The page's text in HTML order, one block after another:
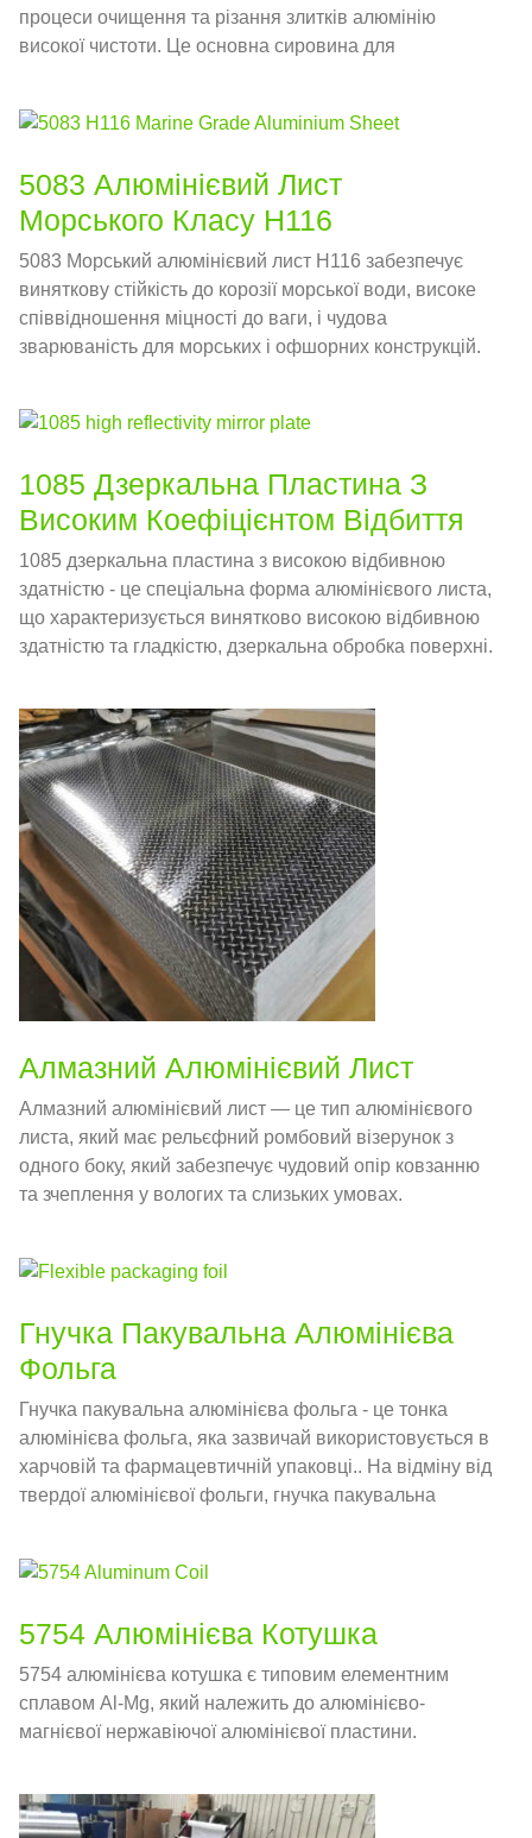
процеси очищення та різання злитків алюмінію
високої чистоти. Це основна сировина для
5083 Алюмінієвий Лист
Морського Класу H116
5083 Морський алюмінієвий лист H116 забезпечує
виняткову стійкість до корозії морської води, високе
співвідношення міцності до ваги, і чудова
зварюваність для морських і офшорних конструкцій.
1085 Дзеркальна Пластина З
Високим Коефіцієнтом Відбиття
1085 дзеркальна пластина з високою відбивною
здатністю - це спеціальна форма алюмінієвого листа,
що характеризується винятково високою відбивною
здатністю та гладкістю, дзеркальна обробка поверхні.
Алмазний Алюмінієвий Лист
Алмазний алюмінієвий лист — це тип алюмінієвого
листа, який має рельєфний ромбовий візерунок з
одного боку, який забезпечує чудовий опір ковзанню
та зчеплення у вологих та слизьких умовах.
Гнучка Пакувальна Алюмінієва
Фольга
Гнучка пакувальна алюмінієва фольга - це тонка
алюмінієва фольга, яка зазвичай використовується в
харчовій та фармацевтичній упаковці.. На відміну від
твердої алюмінієвої фольги, гнучка пакувальна
використовується для пакування харчових продуктів
5754 Алюмінієва Котушка
5754 алюмінієва котушка є типовим елементним
сплавом Al-Mg, який належить до алюмінієво-
магнієвої нержавіючої алюмінієвої пластини.